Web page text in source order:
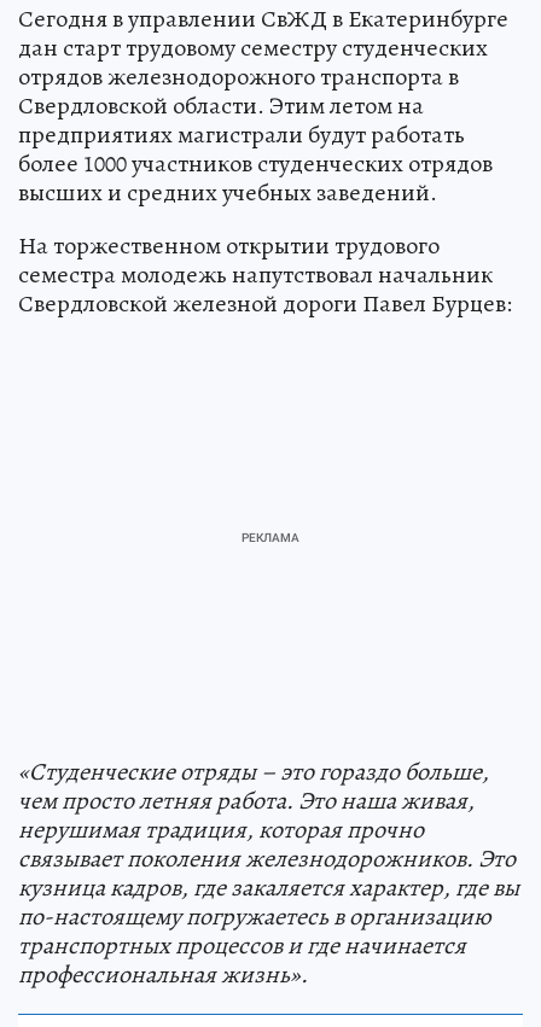
Сегодня в управлении СвЖД в Екатеринбурге
дан старт трудовому семестру студенческих
отрядов железнодорожного транспорта в
Свердловской области. Этим летом на
предприятиях магистрали будут работать
более 1000 участников студенческих отрядов
высших и средних учебных заведений.
На торжественном открытии трудового
семестра молодежь напутствовал начальник
Свердловской железной дороги Павел Бурцев:
«Студенческие отряды – это гораздо больше,
чем просто летняя работа. Это наша живая,
нерушимая традиция, которая прочно
связывает поколения железнодорожников. Это
кузница кадров, где закаляется характер, где вы
по-настоящему погружаетесь в организацию
транспортных процессов и где начинается
профессиональная жизнь».